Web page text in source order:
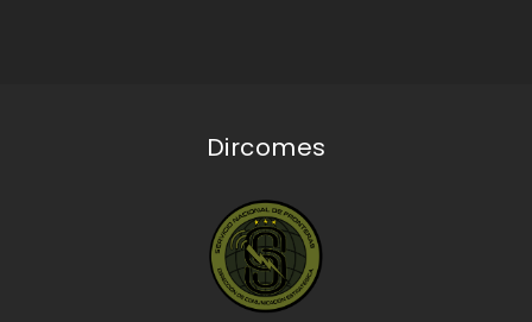
Dircomes